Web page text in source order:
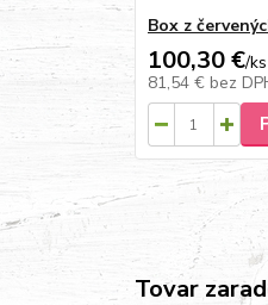
Box z
100,30 €/ks
81,54 € bez
Tovar